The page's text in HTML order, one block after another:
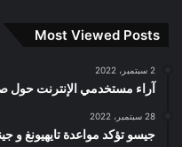
Most Viewed Posts
2 سبتمبر، 2022
آراء مستخدمي الإنترنت حول
28 سبتمبر، 2022
جيسو تؤكد مواعدة تايهيونغ و